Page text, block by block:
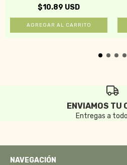
$10.89 USD
ENVIAMOS TU
Entregas a
NAVEGACIÓN